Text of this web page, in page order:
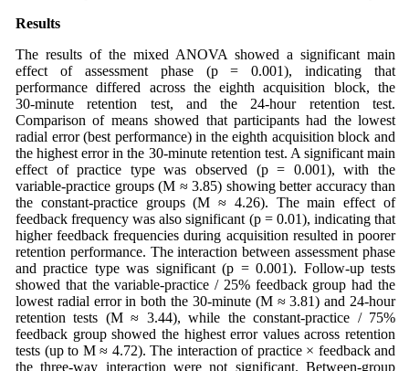
Results
The results of the mixed ANOVA showed a significant main
effect of assessment phase (p = 0.001), indicating that
performance differed across the eighth acquisition block, the
30‑minute retention test, and the 24‑hour retention test.
Comparison of means showed that participants had the lowest
radial error (best performance) in the eighth acquisition block and
the highest error in the 30‑minute retention test. A significant main
effect of practice type was observed (p = 0.001), with the
variable‑practice groups (M ≈ 3.85) showing better accuracy than
the constant‑practice groups (M ≈ 4.26). The main effect of
feedback frequency was also significant (p = 0.01), indicating that
higher feedback frequencies during acquisition resulted in poorer
retention performance. The interaction between assessment phase
and practice type was significant (p = 0.001). Follow‑up tests
showed that the variable‑practice / 25% feedback group had the
lowest radial error in both the 30‑minute (M ≈ 3.81) and 24‑hour
retention tests (M ≈ 3.44), while the constant‑practice / 75%
feedback group showed the highest error values across retention
tests (up to M ≈ 4.72). The interaction of practice × feedback and
the three‑way interaction were not significant. Between-group